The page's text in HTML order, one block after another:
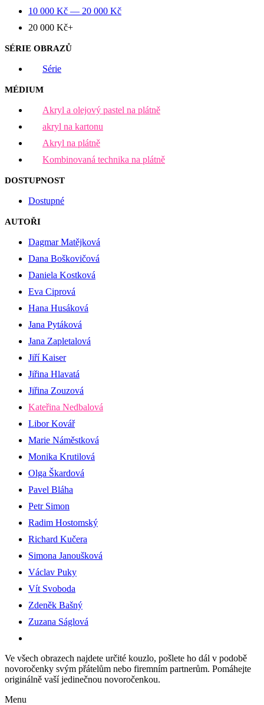
10 000 Kč — 20 000 Kč
20 000 Kč+
SÉRIE OBRAZŮ
Série
MÉDIUM
Akryl a olejový pastel na plátně
akryl na kartonu
Akryl na plátně
Kombinovaná technika na plátně
DOSTUPNOST
Dostupné
AUTOŘI
Dagmar Matějková
Dana Boškovičová
Daniela Kostková
Eva Ciprová
Hana Husáková
Jana Pytáková
Jana Zapletalová
Jiří Kaiser
Jiřina Hlavatá
Jiřina Zouzová
Kateřina Nedbalová
Libor Kovář
Marie Náměstková
Monika Krutilová
Olga Škardová
Pavel Bláha
Petr Simon
Radim Hostomský
Richard Kučera
Simona Janoušková
Václav Puky
Vít Svoboda
Zdeněk Bašný
Zuzana Ságlová
Ve všech obrazech najdete určité kouzlo, pošlete ho dál v podobě
novoročenky svým přátelům nebo firemním partnerům. Pomáhejte
originálně vaší jedinečnou novoročenkou.
Menu